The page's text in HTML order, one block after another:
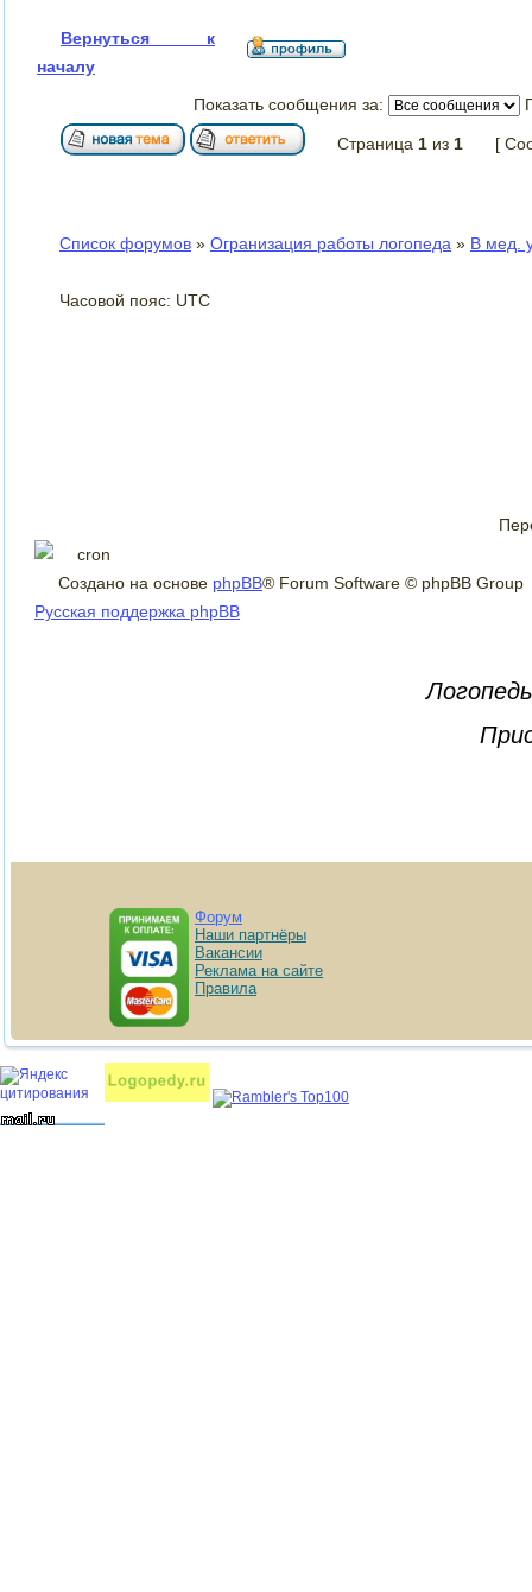
Вернуться к
началу
Показать сообщения за:
Страница 1 из 1 [
Список форумов » Огранизация работы логопеда » В мед.
Часовой пояс: UTC
Создано на основе phpBB® Forum Software © phpBB Group
Русская поддержка phpBB
Форум
Наши партнёры
Вакансии
Реклама на сайте
Правила